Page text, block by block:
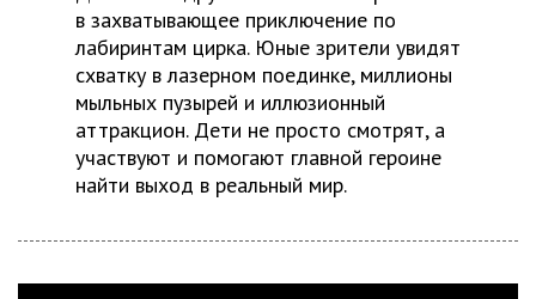
в захватывающее приключение по
лабиринтам цирка. Юные зрители увидят
схватку в лазерном поединке, миллионы
мыльных пузырей и иллюзионный
аттракцион. Дети не просто смотрят, а
участвуют и помогают главной героине
найти выход в реальный мир.